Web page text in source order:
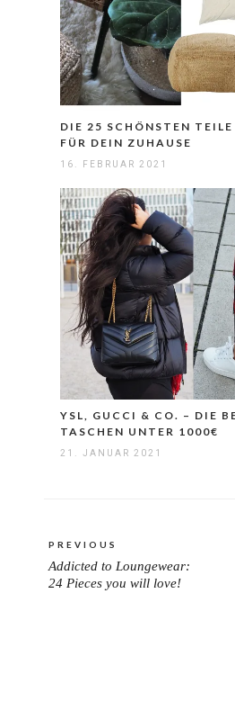
DIE 25 SCHÖNSTEN
FÜR DEIN ZUHAUSE
16. FEBRUAR 2021
YSL, GUCCI & CO. – DIE
TASCHEN UNTER 1000€
21. JANUAR 2021
PREVIOUS
PREVIOUS
Addicted to Loungewear:
24 Pieces you will love!